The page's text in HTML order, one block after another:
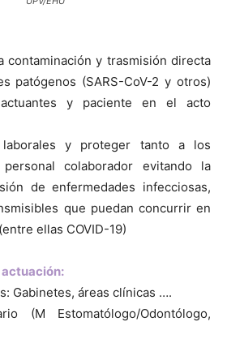
contaminación y trasmisión directa
patógenos (SARS-CoV-2 y otros)
y paciente en el acto
y proteger tanto a los
colaborador evitando la
de enfermedades infecciosas,
que puedan concurrir en
ellas COVID-19)
Gabinetes, áreas clínicas ….
(M Estomatólogo/Odontólogo,